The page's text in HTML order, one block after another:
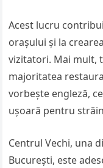
Acest lucru
orașului și la
vizitatori. Mai mult,
majoritatea
vorbește engleză,
ușoară pentru
Centrul Vechi, una
București, este